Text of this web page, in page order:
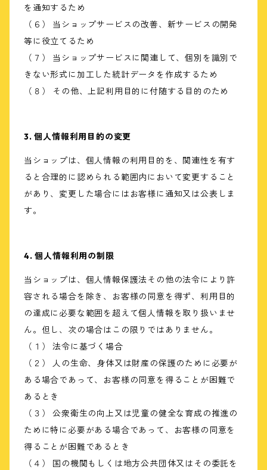
を通知するため
（６） 当ショップサービスの改善、新サービスの開発
等に役立てるため
（７） 当ショップサービスに関連して、個別を識別で
きない形式に加工した統計データを作成するため
（８） その他、上記利用目的に付随する目的のため
3. 個人情報利用目的の変更
当ショップは、個人情報の利用目的を、関連性を有す
ると合理的に認められる範囲内において変更すること
があり、変更した場合にはお客様に通知又は公表しま
す。
4. 個人情報利用の制限
当ショップは、個人情報保護法その他の法令により許
容される場合を除き、お客様の同意を得ず、利用目的
の達成に必要な範囲を超えて個人情報を取り扱いませ
ん。但し、次の場合はこの限りではありません。
（１） 法令に基づく場合
（２） 人の生命、身体又は財産の保護のために必要が
ある場合であって、お客様の同意を得ることが困難で
あるとき
（３） 公衆衛生の向上又は児童の健全な育成の推進の
ために特に必要がある場合であって、お客様の同意を
得ることが困難であるとき
（４） 国の機関もしくは地方公共団体又はその委託を